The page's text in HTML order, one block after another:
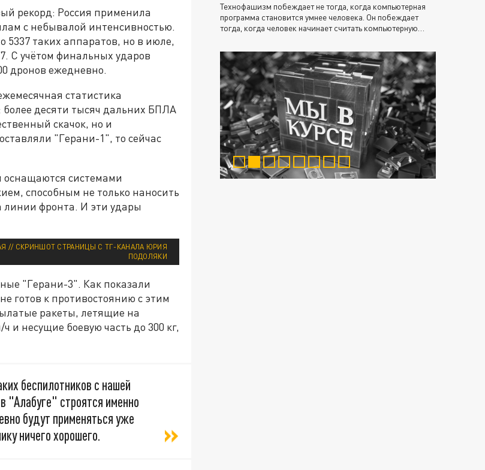
рекорд: Россия применила
с небывалой интенсивностью.
5337 таких аппаратов, но в июле,
С учётом финальных ударов
дронов ежедневно.
статистика
десяти тысяч дальних БПЛА
скачок, но и
"Герани-1", то сейчас
системами
способным не только наносить
фронта. И эти удары
// СКРИНШОТ СТРАНИЦЫ С ТГ-КАНАЛА ЮРИЯ
ПОДОЛЯКИ
"Герани-3". Как показали
готов к противостоянию с этим
ракеты, летящие на
и несущие боевую часть до 300 кг,
беспилотников с нашей
"Алабуге" строятся именно
будут применяться уже
ничего хорошего.
Технофашизм побеждает не тогда, когда компьютерная
программа становится умнее человека. Он побеждает
тогда, когда человек начинает считать компьютерную